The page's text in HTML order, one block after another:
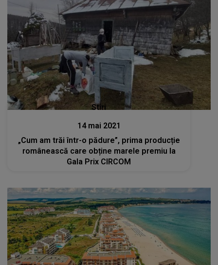
Stiri
14 mai 2021
„Cum am trăi într-o pădure”, prima producție
românească care obține marele premiu la
Gala Prix CIRCOM